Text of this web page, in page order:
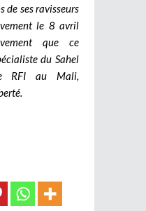
de ses ravisseurs
le 8 avril
que ce
du Sahel
RFI au Mali,